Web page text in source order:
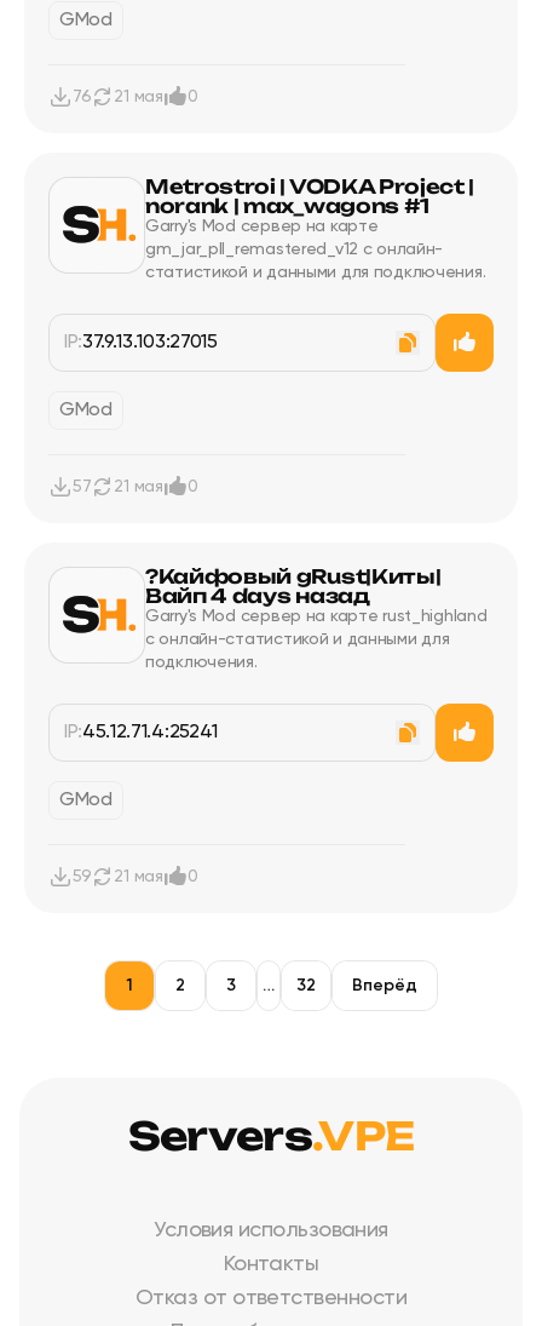
GMod
76 21 мая 0
Metrostroi | VODKA Project |
norank | max_wagons #1
Garry's Mod сервер на карте
gm_jar_pll_remastered_v12 с онлайн-
статистикой и данными для подключения.
IP:37.9.13.103:27015
GMod
57 21 мая 0
?Кайфовый gRust|Киты|
Вайп 4 days назад
Garry's Mod сервер на карте rust_highland
с онлайн-статистикой и данными для
подключения.
IP:45.12.71.4:25241
GMod
59 21 мая 0
1 2 3 … 32 Вперёд
Условия использования
Контакты
Отказ от ответственности
Servers.VPE